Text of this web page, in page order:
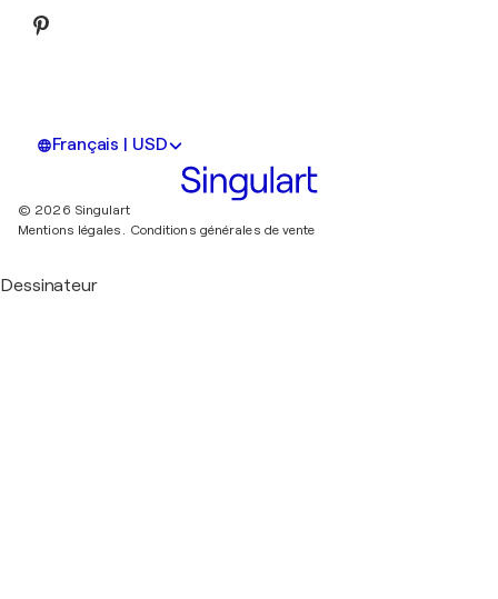
Français | USD
© 2026 Singulart
Mentions légales. Conditions générales de vente
Dessinateur